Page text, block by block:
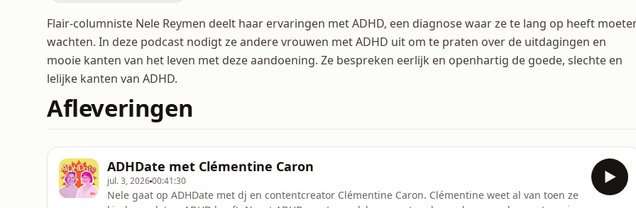
Flair-columniste Nele Reymen deelt haar ervaringen met ADHD, een diagnose waar ze te lang op heeft
wachten. In deze podcast nodigt ze andere vrouwen met ADHD uit om te praten over de uitdagingen en
mooie kanten van het leven met deze aandoening. Ze bespreken eerlijk en openhartig de goede, slechte en
lelijke kanten van ADHD.
Afleveringen
ADHDate met Clémentine Caron
jul. 3, 202600:41:30
Nele gaat op ADHDate met dj en contentcreator Clémentine Caron. Clémentine weet al van toen ze